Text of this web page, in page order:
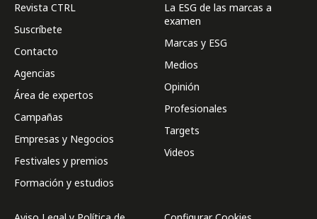
Revista CTRL
Suscríbete
Contacto
Agencias
Área de expertos
Campañas
Empresas y Negocios
Festivales y premios
Formación y estudios
La ESG de las marcas a
examen
Marcas y ESG
Medios
Opinión
Profesionales
Targets
Videos